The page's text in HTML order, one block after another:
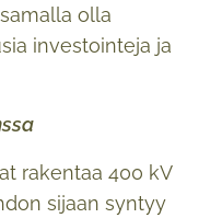
olla
investointeja ja
rakentaa 400 kV
sijaan syntyy